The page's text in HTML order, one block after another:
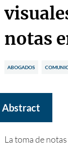
notas
ABOGADOS
Abstract
La toma de